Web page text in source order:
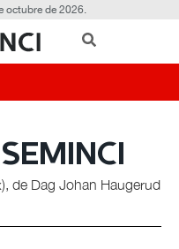
octubre de 2026.
de Dag Johan Haugerud